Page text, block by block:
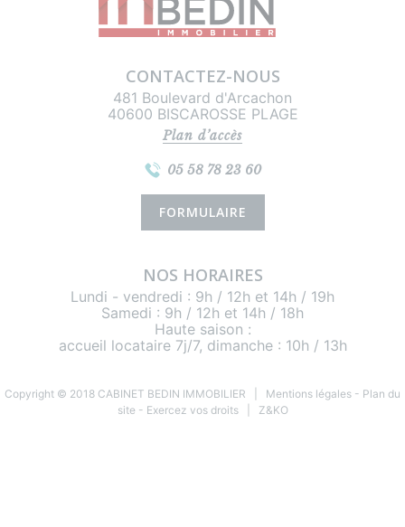
CONTACTEZ-NOUS
481 Boulevard d'Arcachon
40600 BISCAROSSE PLAGE
Plan d’accès
05 58 78 23 60
FORMULAIRE
NOS HORAIRES
Lundi - vendredi : 9h / 12h et 14h / 19h
Samedi : 9h / 12h et 14h / 18h
Haute saison :
accueil locataire 7j/7, dimanche : 10h / 13h
Copyright © 2018 CABINET BEDIN IMMOBILIER | Mentions légales - Plan du
site - Exercez vos droits| Z&KO